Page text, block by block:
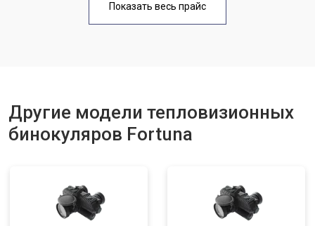
Показать весь прайс
Другие модели тепловизионных
бинокуляров Fortuna